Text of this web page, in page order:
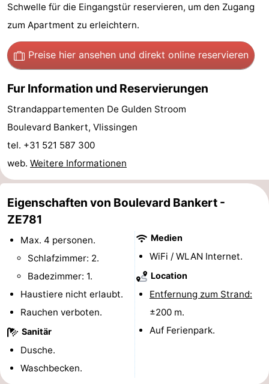
Reiten
-
Golfplatze
-
und
trinken
Einkaufen
Ausgehen
Ringstechen
Veranstaltungen
Praktisch
Forum
-
-
Schwelle für die Eingangstür reservieren, um den Zugang
zum Apartment zu erleichtern.
Preise hier ansehen und direkt online reservieren
Fur Information und Reservierungen
Strandappartementen De Gulden Stroom
Boulevard Bankert, Vlissingen
tel. +31 521 587 300
web. Weitere Informationen
Eigenschaften von Boulevard Bankert -
ZE781
Max. 4 personen.
Schlafzimmer: 2.
Badezimmer: 1.
Haustiere nicht erlaubt.
Rauchen verboten.
Sanitär
Dusche.
Waschbecken.
Medien
WiFi / WLAN Internet.
Location
Entfernung zum Strand:
±200 m.
Auf Ferienpark.